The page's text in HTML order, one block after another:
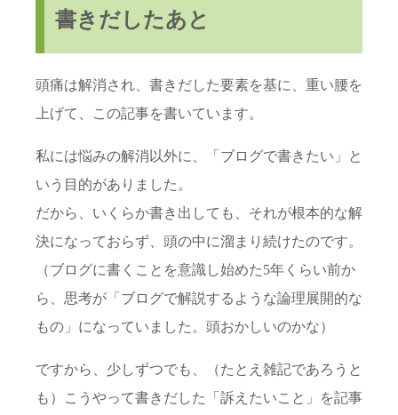
書きだしたあと
頭痛は解消され、書きだした要素を基に、重い腰を
上げて、この記事を書いています。
私には悩みの解消以外に、「ブログで書きたい」と
いう目的がありました。
だから、いくらか書き出しても、それが根本的な解
決になっておらず、頭の中に溜まり続けたのです。
（ブログに書くことを意識し始めた5年くらい前か
ら、思考が「ブログで解説するような論理展開的な
もの」になっていました。頭おかしいのかな）
ですから、少しずつでも、（たとえ雑記であろうと
も）こうやって書きだした「訴えたいこと」を記事